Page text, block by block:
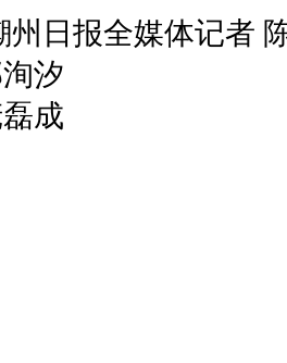
州日报全媒体记者
汐
成